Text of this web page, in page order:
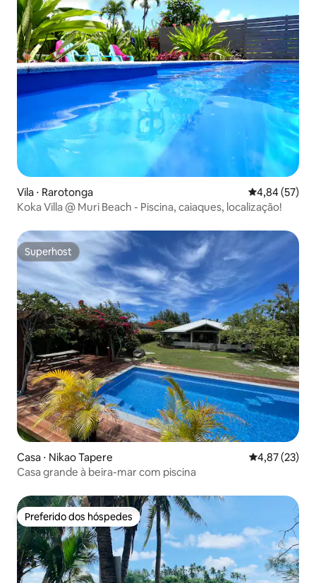
Vila ⋅ Rarotonga 4,84 de uma
4,84 (57)
Koka Villa @ Muri Beach - Piscina, caiaques, localização!
Superhost
Superhost
Casa ⋅ Nikao Tapere 4,87 de uma
4,87 (23)
Casa grande à beira-mar com piscina
Preferido dos hóspedes
Preferido dos hóspedes